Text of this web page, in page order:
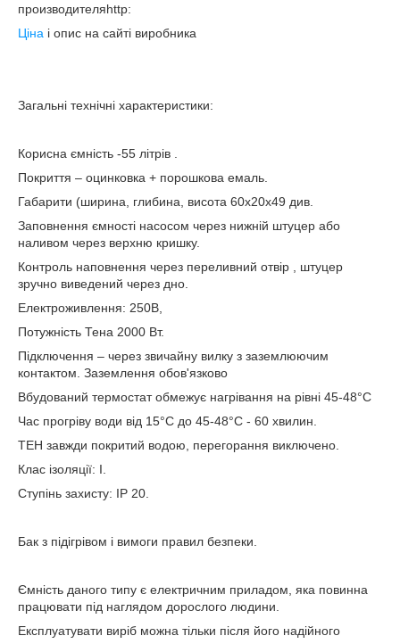
производителяhttp:
Ціна і опис на сайті виробника
Загальні технічні характеристики:
Корисна ємність -55 літрів .
Покриття – оцинковка + порошкова емаль.
Габарити (ширина, глибина, висота 60х20х49 див.
Заповнення ємності насосом через нижній штуцер або
наливом через верхню кришку.
Контроль наповнення через переливний отвір , штуцер
зручно виведений через дно.
Електроживлення: 250В,
Потужність Тена 2000 Вт.
Підключення – через звичайну вилку з заземлюючим
контактом. Заземлення обов'язково
Вбудований термостат обмежує нагрівання на рівні 45-48°С
Час прогріву води від 15°С до 45-48°С - 60 хвилин.
ТЕН завжди покритий водою, перегорання виключено.
Клас ізоляції: I.
Ступінь захисту: IP 20.
Бак з підігрівом і вимоги правил безпеки.
Ємність даного типу є електричним приладом, яка повинна
працювати під наглядом дорослого людини.
Експлуатувати виріб можна тільки після його надійного